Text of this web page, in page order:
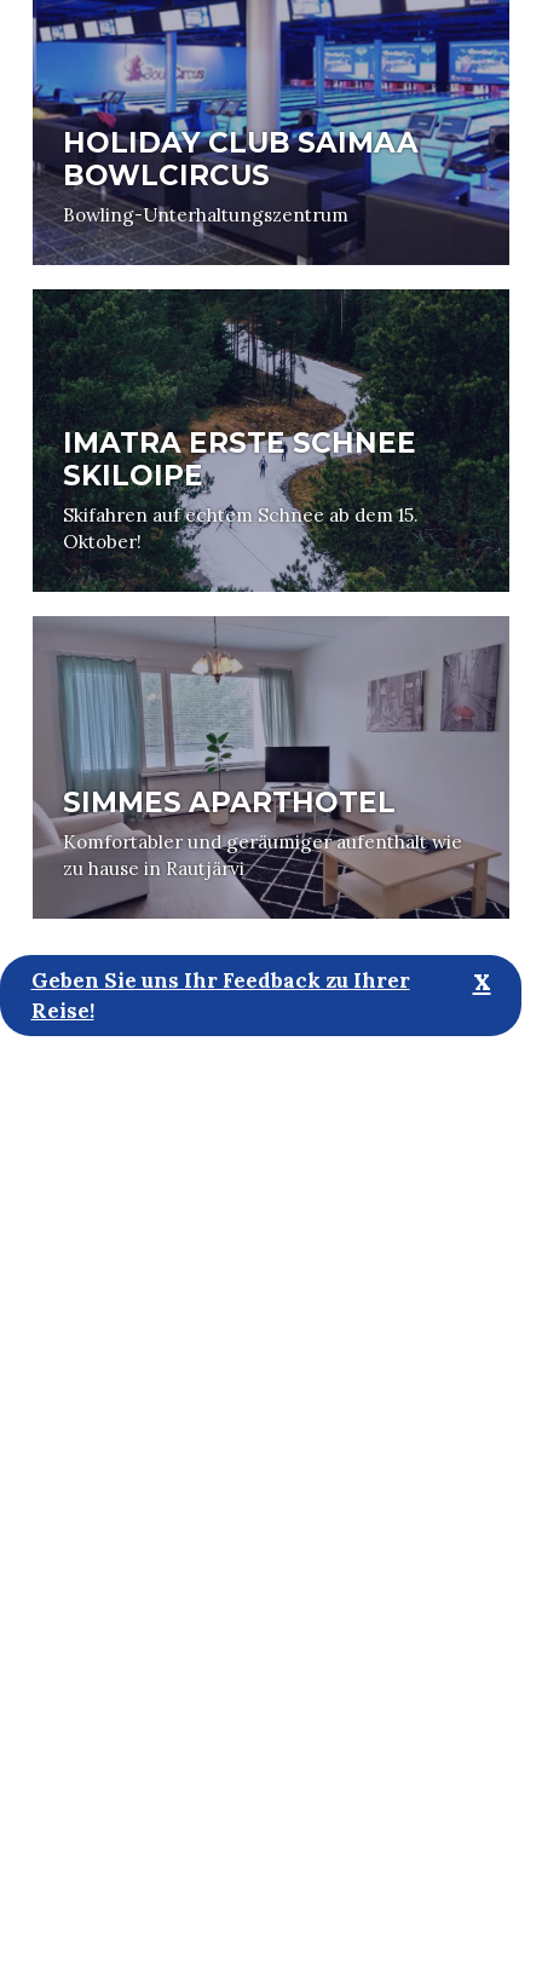
HOLIDAY CLUB SAIMAA
BOWLCIRCUS
Bowling-Unterhaltungszentrum
IMATRA ERSTE SCHNEE
SKILOIPE
Skifahren auf echtem Schnee ab dem 15.
Oktober!
SIMMES APARTHOTEL
Komfortabler und geräumiger aufenthalt wie
zu hause in Rautjärvi
Geben Sie uns Ihr Feedback zu Ihrer
Reise!
x